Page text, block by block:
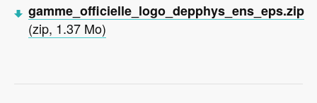
gamme_officielle_logo_depphys_ens_eps.zip
(zip, 1.37 Mo)